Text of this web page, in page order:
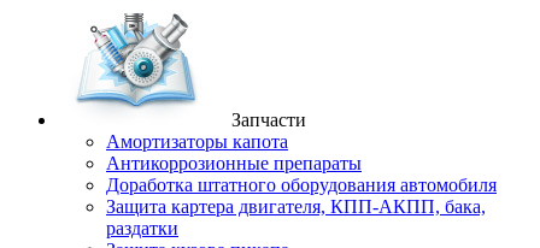
Запчасти
Амортизаторы капота
Антикоррозионные препараты
Доработка штатного оборудования автомобиля
Защита картера двигателя, КПП-АКПП, бака,
раздатки